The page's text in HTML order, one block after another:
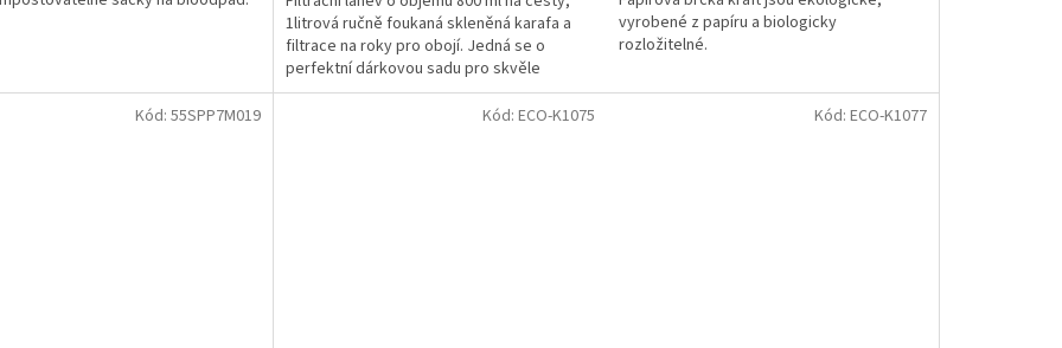
1litrová ručně foukaná skleněná karafa a
filtrace na roky pro obojí. Jedná se o
perfektní dárkovou sadu pro skvěle
chutnající vodu na...
vyrobené z papíru a biologicky
rozložitelné.
Kód: 55SPP7M019 Kód: ECO-K1075 Kód: ECO-K1077